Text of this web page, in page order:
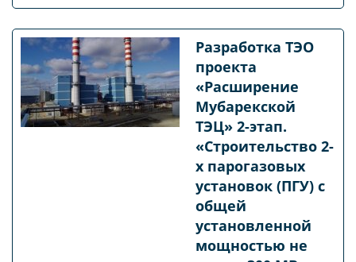
Разработка ТЭО
проекта
«Расширение
Мубарекской
ТЭЦ» 2-этап.
«Строительство 2-
х парогазовых
установок (ПГУ) с
общей
установленной
мощностью не